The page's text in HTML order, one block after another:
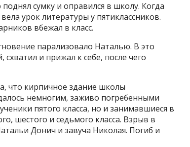
сумку и оправился в школу. Когда
урок литературы у пятиклассников.
вбежал в класс.
парализовало Наталью. В это
и прижал к себе, после чего
что кирпичное здание школы
немногим, заживо погребенными
пятого класса, но и занимавшиеся в
шестого и седьмого класса. Взрыв в
Донич и завуча Николая. Погиб и